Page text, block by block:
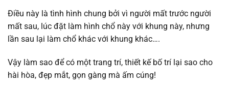
Điều này là tình hình chung bởi vì người mất trước người
mất sau, lúc đặt làm hình chổ này với khung này, nhưng
lần sau lại làm chổ khác với khung khác….
Vậy làm sao để có một trang trí, thiết kế bố trí lại sao cho
hài hòa, đẹp mắt, gọn gàng mà ấm cúng!